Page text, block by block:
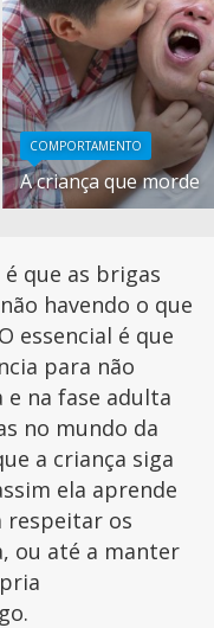
COMPORTAMENTO
A criança que morde
que as brigas
havendo o que
essencial é que
para não
e na fase adulta
no mundo da
a criança siga
ela aprende
respeitar os
ou até a manter